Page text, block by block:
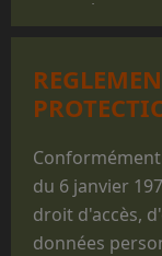
volant au
largués
un
Que les
réalisées
ponctuels
Conformément
du 6 janvier
droit d'accès,
données